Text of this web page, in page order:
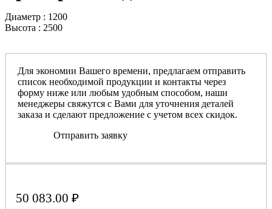
Диаметр : 1200
Высота : 2500
Для экономии Вашего времени, предлагаем отправить
список необходимой продукции и контакты через
форму ниже или любым удобным способом, наши
менеджеры свяжутся с Вами для уточнения деталей
заказа и сделают предложение с учетом всех скидок.
Отправить заявку
50 083.00 ₽